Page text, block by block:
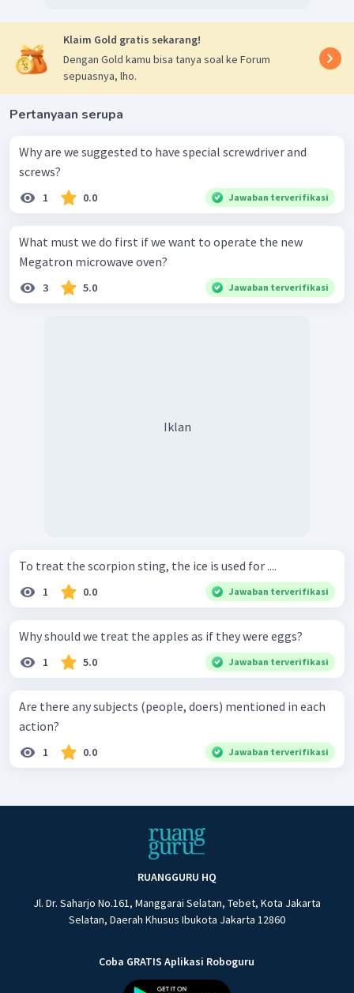
Klaim Gold gratis sekarang!
Dengan Gold kamu bisa tanya soal ke Forum
sepuasnya, lho.
Pertanyaan serupa
Why are we suggested to have special screwdriver and
screws?
1 0.0 Jawaban terverifikasi
What must we do first if we want to operate the new
Megatron microwave oven?
3 5.0 Jawaban terverifikasi
Iklan
To treat the scorpion sting, the ice is used for ....
1 0.0 Jawaban terverifikasi
Why should we treat the apples as if they were eggs?
1 5.0 Jawaban terverifikasi
Are there any subjects (people, doers) mentioned in each
action?
1 0.0 Jawaban terverifikasi
RUANGGURU HQ
Jl. Dr. Saharjo No.161, Manggarai Selatan, Tebet, Kota Jakarta
Selatan, Daerah Khusus Ibukota Jakarta 12860
Coba GRATIS Aplikasi Roboguru